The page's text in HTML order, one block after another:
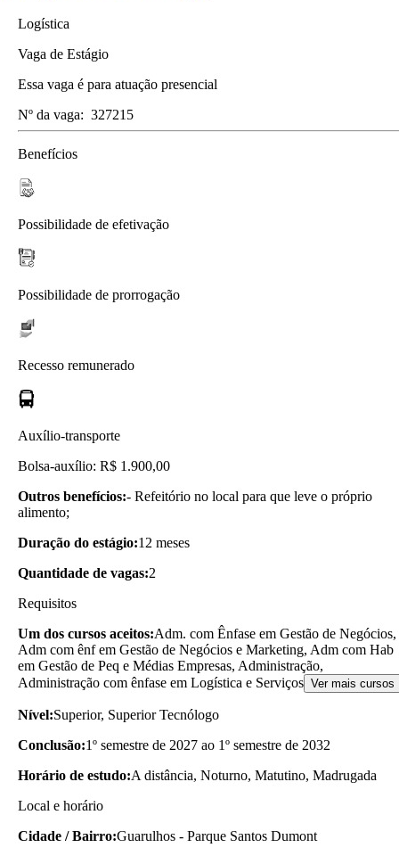
Logística
Vaga de Estágio
Essa vaga é para atuação presencial
Nº da vaga: 327215
Benefícios
Possibilidade de efetivação
Possibilidade de prorrogação
Recesso remunerado
Auxílio-transporte
Bolsa-auxílio: R$ 1.900,00
Outros benefícios:- Refeitório no local para que leve o próprio
alimento;
Duração do estágio:12 meses
Quantidade de vagas:2
Requisitos
Um dos cursos aceitos:Adm. com Ênfase em Gestão de Negócios,
Adm com ênf em Gestão de Negócios e Marketing, Adm com Hab
em Gestão de Peq e Médias Empresas, Administração,
Administração com ênfase em Logística e Serviços Ver mais cursos
Nível:Superior, Superior Tecnólogo
Conclusão:1º semestre de 2027 ao 1º semestre de 2032
Horário de estudo:A distância, Noturno, Matutino, Madrugada
Local e horário
Cidade / Bairro:Guarulhos - Parque Santos Dumont